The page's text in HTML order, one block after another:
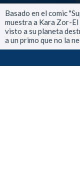
Basado en el comic
muestra a Kara Zor-
visto a su planeta
a un primo que no la